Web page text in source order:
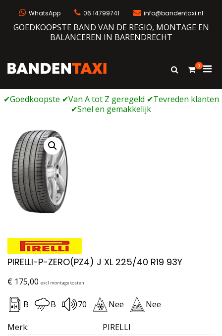
WhatsApp 06 14799741 info@bandentaxi.nl
GOEDKOOPSTE BAND VAN DE REGIO, MONTAGE EN
BALANCEREN IN BARENDRECHT
Bandengarage met eigen webshop
Toon
0
voor
PIRELLI-P-ZERO(PZ4) J XL 225/40 R19 93Y
€ 175,00 excl montagekosten
B B 70 Nee Nee
Merk:
PIRELLI